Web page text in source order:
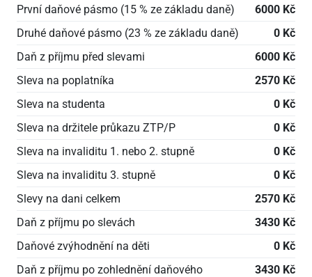
První daňové pásmo (15 % ze základu daně)
6000 Kč
Druhé daňové pásmo (23 % ze základu daně)
0 Kč
Daň z příjmu před slevami
6000 Kč
Sleva na poplatníka
2570 Kč
Sleva na studenta
0 Kč
Sleva na držitele průkazu ZTP/P
0 Kč
Sleva na invaliditu 1. nebo 2. stupně
0 Kč
Sleva na invaliditu 3. stupně
0 Kč
Slevy na dani celkem
2570 Kč
Daň z příjmu po slevách
3430 Kč
Daňové zvýhodnění na děti
0 Kč
Daň z příjmu po zohlednění daňového
3430 Kč